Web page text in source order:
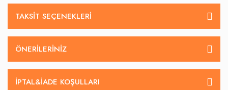
TAKSIT SEÇENEKLERI
ÖNERILERINIZ
İPTAL&IADE KOŞULLARI